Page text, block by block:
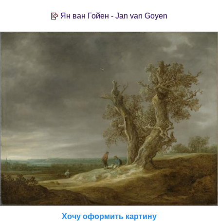
Ян ван Гойен - Jan van Goyen
Хочу оформить картину